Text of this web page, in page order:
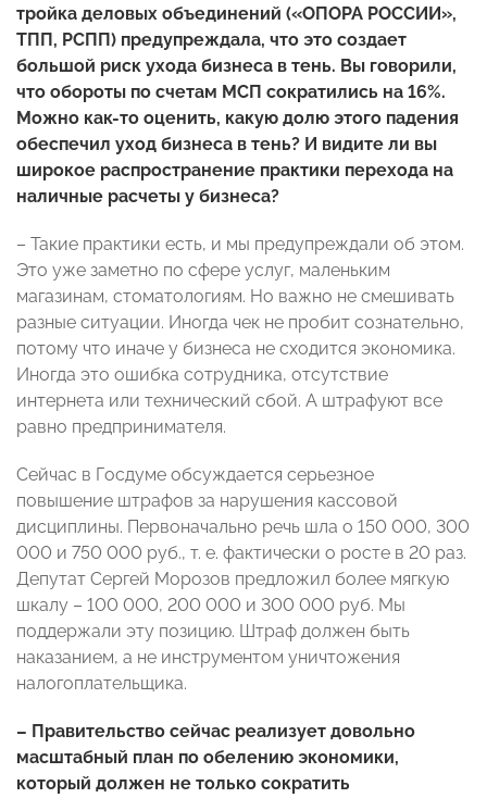
тройка деловых объединений («ОПОРА РОССИИ»,
ТПП, РСПП) предупреждала, что это создает
большой риск ухода бизнеса в тень. Вы говорили,
что обороты по счетам МСП сократились на 16%.
Можно как-то оценить, какую долю этого падения
обеспечил уход бизнеса в тень? И видите ли вы
широкое распространение практики перехода на
наличные расчеты у бизнеса?
– Такие практики есть, и мы предупреждали об этом.
Это уже заметно по сфере услуг, маленьким
магазинам, стоматологиям. Но важно не смешивать
разные ситуации. Иногда чек не пробит сознательно,
потому что иначе у бизнеса не сходится экономика.
Иногда это ошибка сотрудника, отсутствие
интернета или технический сбой. А штрафуют все
равно предпринимателя.
Сейчас в Госдуме обсуждается серьезное
повышение штрафов за нарушения кассовой
дисциплины. Первоначально речь шла о 150 000, 300
000 и 750 000 руб., т. е. фактически о росте в 20 раз.
Депутат Сергей Морозов предложил более мягкую
шкалу – 100 000, 200 000 и 300 000 руб. Мы
поддержали эту позицию. Штраф должен быть
наказанием, а не инструментом уничтожения
налогоплательщика.
– Правительство сейчас реализует довольно
масштабный план по обелению экономики,
который должен не только сократить